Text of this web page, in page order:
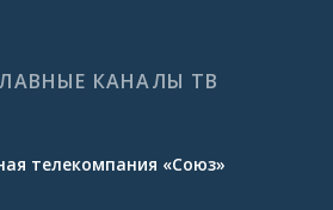
КАНАЛЫ ТВ
телекомпания «Союз»